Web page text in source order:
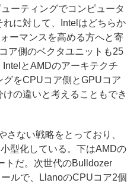
ーティングでコンピュータ
に対して、Intelはどちらか
ーマンスを高める方へと寄
ア側のベクタユニットも25
とAMDのアーキテクチ
をCPUコア側とGPUコア
の違いと考えることもでき
ない戦略をとっており、
型化している。下はAMDの
トだ。次世代のBulldozer
ルで、LlanoのCPUコア2個